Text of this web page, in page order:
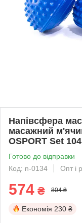
Напівсфера
масажний
OSPORT Set
Готово до відправки
Код: n-0134
Опт і
574 ₴ 804 ₴
Економія 230 ₴